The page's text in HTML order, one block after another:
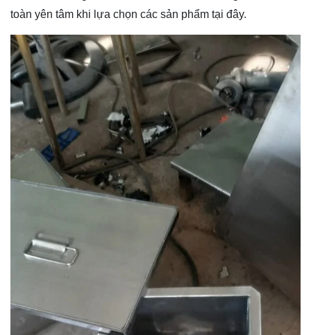
toàn yên tâm khi lựa chọn các sản phẩm tại đây.